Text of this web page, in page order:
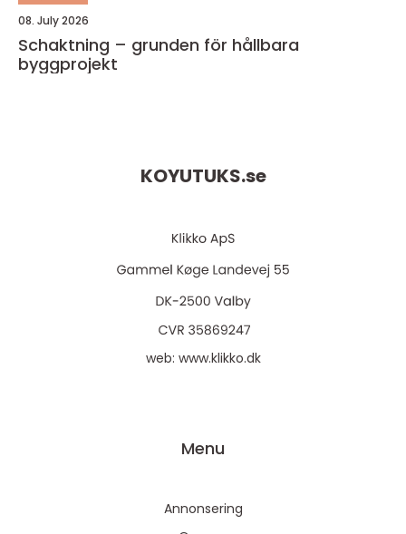
08. July 2026
Schaktning – grunden för hållbara
byggprojekt
KOYUTUKS.se
web: www.klikko.dk
Menu
Annonsering